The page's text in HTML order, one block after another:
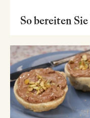
So bereiten